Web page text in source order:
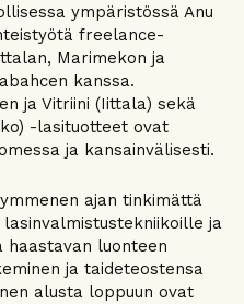
ympäristössä Anu
freelance-
Marimekon ja
kanssa.
ja Vitriini (Iittala) sekä
-lasituotteet ovat
ja kansainvälisesti.
ajan tinkimättä
ja
haastavan luonteen
ja taideteostensa
alusta loppuun ovat